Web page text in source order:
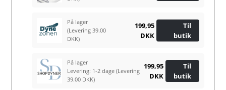
På lager
(Levering 39.00
DKK)
199,95
DKK
Til
butik
På lager
Levering: 1-2 dage(Levering
39.00 DKK)
199,95
DKK
Til
butik